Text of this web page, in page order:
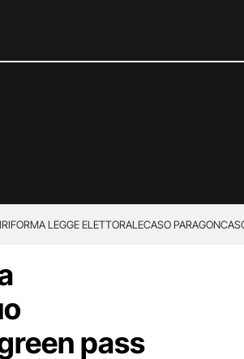
RIFORMA LEGGE ELETTORALECASO PARAGON
pass